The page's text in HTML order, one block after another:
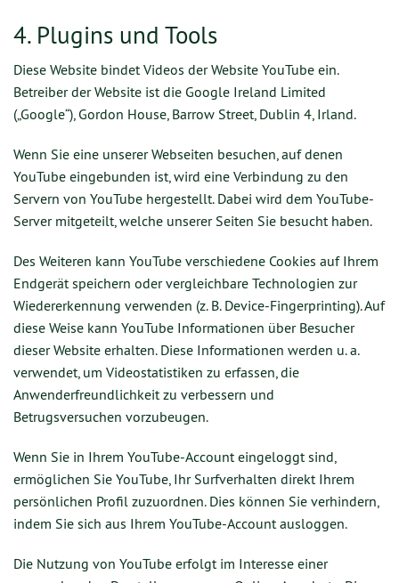
4. Plugins und Tools
Diese Website bindet Videos der Website YouTube ein.
Betreiber der Website ist die Google Ireland Limited
(„Google“), Gordon House, Barrow Street, Dublin 4, Irland.
Wenn Sie eine unserer Webseiten besuchen, auf denen
YouTube eingebunden ist, wird eine Verbindung zu den
Servern von YouTube hergestellt. Dabei wird dem YouTube-
Server mitgeteilt, welche unserer Seiten Sie besucht haben.
Des Weiteren kann YouTube verschiedene Cookies auf Ihrem
Endgerät speichern oder vergleichbare Technologien zur
Wiedererkennung verwenden (z. B. Device-Fingerprinting). Auf
diese Weise kann YouTube Informationen über Besucher
dieser Website erhalten. Diese Informationen werden u. a.
verwendet, um Videostatistiken zu erfassen, die
Anwenderfreundlichkeit zu verbessern und
Betrugsversuchen vorzubeugen.
Wenn Sie in Ihrem YouTube-Account eingeloggt sind,
ermöglichen Sie YouTube, Ihr Surfverhalten direkt Ihrem
persönlichen Profil zuzuordnen. Dies können Sie verhindern,
indem Sie sich aus Ihrem YouTube-Account ausloggen.
Die Nutzung von YouTube erfolgt im Interesse einer